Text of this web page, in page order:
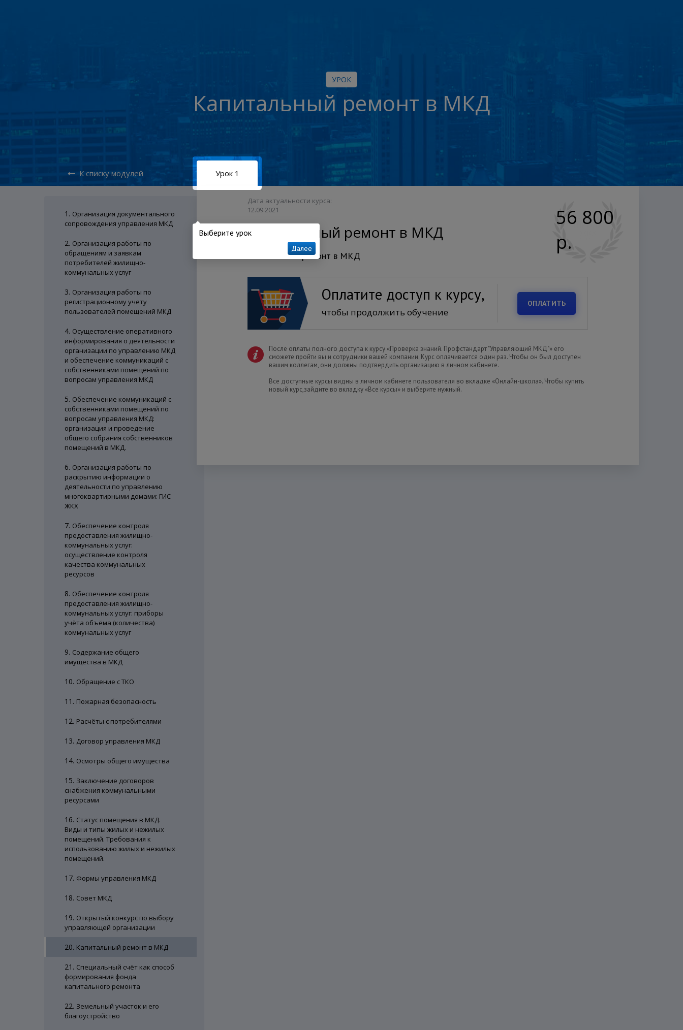
УРОК
Капитальный ремонт в МКД
К списку модулей Урок 1
1. Организация документального
сопровождения управления МКД
2. Организация работы по
обращениям и заявкам
потребителей жилищно-
коммунальных услуг
3. Организация работы по
регистрационному учету
пользователей помещений МКД
4. Осуществление оперативного
информирования о деятельности
организации по управлению МКД
и обеспечение коммуникаций с
собственниками помещений по
вопросам управления МКД
5. Обеспечение коммуникаций с
собственниками помещений по
вопросам управления МКД:
организация и проведение
общего собрания собственников
помещений в МКД.
6. Организация работы по
раскрытию информации о
деятельности по управлению
многоквартирными домами: ГИС
ЖКХ
7. Обеспечение контроля
предоставления жилищно-
коммунальных услуг:
осуществление контроля
качества коммунальных
ресурсов
8. Обеспечение контроля
предоставления жилищно-
коммунальных услуг: приборы
учёта объёма (количества)
коммунальных услуг
9. Содержание общего
имущества в МКД
10. Обращение с ТКО
11. Пожарная безопасность
12. Расчёты с потребителями
13. Договор управления МКД
14. Осмотры общего имущества
15. Заключение договоров
снабжения коммунальными
ресурсами
16. Статус помещения в МКД.
Виды и типы жилых и нежилых
помещений. Требования к
использованию жилых и нежилых
помещений.
17. Формы управления МКД
18. Совет МКД
19. Открытый конкурс по выбору
управляющей организации
20. Капитальный ремонт в МКД
21. Специальный счёт как способ
формирования фонда
капитального ремонта
22. Земельный участок и его
благоустройство
Дата актуальности курса:
12.09.2021
Капитальный ремонт в МКД
Капитальный ремонт в МКД
56 800
р.
Оплатите доступ к курсу,
чтобы продолжить обучение
ОПЛАТИТЬ
После оплаты полного доступа к курсу «Проверка знаний. Профстандарт "Управляющий МКД"» его
сможете пройти вы и сотрудники вашей компании. Курс оплачивается один раз. Чтобы он был доступен
вашим коллегам, они должны подтвердить организацию в личном кабинете.
Все доступные курсы видны в личном кабинете пользователя во вкладке «Онлайн-школа». Чтобы купить
новый курс,зайдите во вкладку «Все курсы» и выберите нужный.
Выберите урок
Далее